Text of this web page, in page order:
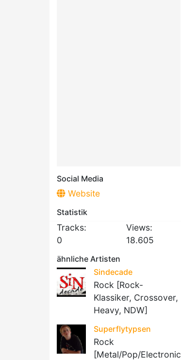
Social Media
Website
Statistik
Tracks:
0
Views:
18.605
ähnliche Artisten
Sindecade
Rock [Rock-
Klassiker, Crossover,
Heavy, NDW]
Superflytypsen
Rock
[Metal/Pop/Electronic